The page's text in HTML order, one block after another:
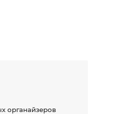
органайзеров